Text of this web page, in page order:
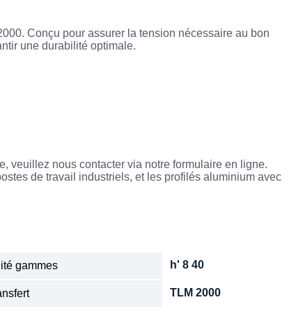
Conçu pour assurer la tension nécessaire au bon
une durabilité optimale.
veuillez nous contacter via notre formulaire en ligne.
de travail industriels, et les profilés aluminium avec
gammes h' 8 40
TLM 2000